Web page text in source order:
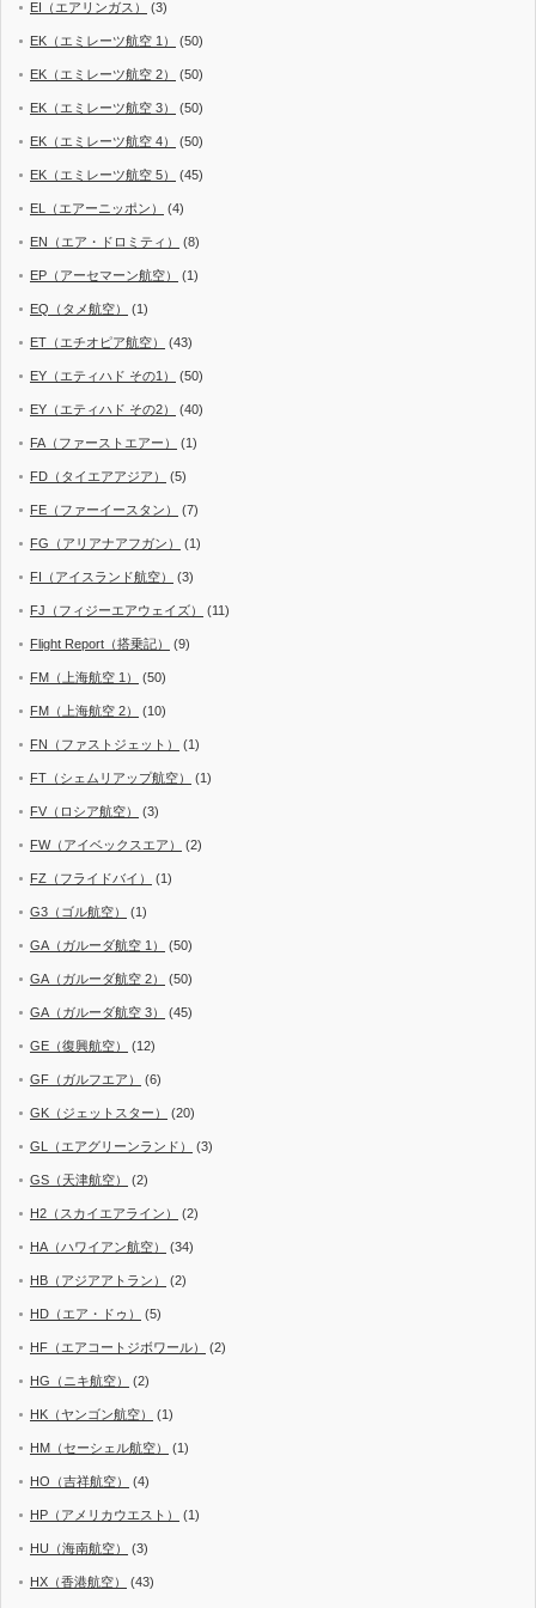
EI（エアリンガス） (3)
EK（エミレーツ航空 1） (50)
EK（エミレーツ航空 2） (50)
EK（エミレーツ航空 3） (50)
EK（エミレーツ航空 4） (50)
EK（エミレーツ航空 5） (45)
EL（エアーニッポン） (4)
EN（エア・ドロミティ） (8)
EP（アーセマーン航空） (1)
EQ（タメ航空） (1)
ET（エチオピア航空） (43)
EY（エティハド その1） (50)
EY（エティハド その2） (40)
FA（ファーストエアー） (1)
FD（タイエアアジア） (5)
FE（ファーイースタン） (7)
FG（アリアナアフガン） (1)
FI（アイスランド航空） (3)
FJ（フィジーエアウェイズ） (11)
Flight Report（搭乗記） (9)
FM（上海航空 1） (50)
FM（上海航空 2） (10)
FN（ファストジェット） (1)
FT（シェムリアップ航空） (1)
FV（ロシア航空） (3)
FW（アイベックスエア） (2)
FZ（フライドバイ） (1)
G3（ゴル航空） (1)
GA（ガルーダ航空 1） (50)
GA（ガルーダ航空 2） (50)
GA（ガルーダ航空 3） (45)
GE（復興航空） (12)
GF（ガルフエア） (6)
GK（ジェットスター） (20)
GL（エアグリーンランド） (3)
GS（天津航空） (2)
H2（スカイエアライン） (2)
HA（ハワイアン航空） (34)
HB（アジアアトラン） (2)
HD（エア・ドゥ） (5)
HF（エアコートジボワール） (2)
HG（ニキ航空） (2)
HK（ヤンゴン航空） (1)
HM（セーシェル航空） (1)
HO（吉祥航空） (4)
HP（アメリカウエスト） (1)
HU（海南航空） (3)
HX（香港航空） (43)